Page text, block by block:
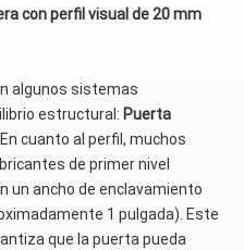
con perfil visual de 20 mm
algunos sistemas
estructural: Puerta
En cuanto al perfil, muchos
de primer nivel
un ancho de enclavamiento
1 pulgada). Este
que la puerta pueda